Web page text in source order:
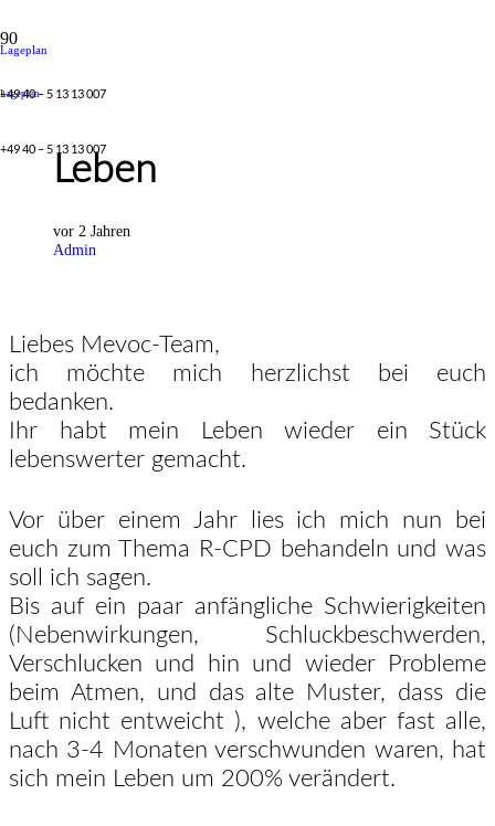
Lageplan
+49 40 – 5 13 13 007
Lageplan
+49 40 – 5 13 13 007
Leben
vor 2 Jahren
Admin
Liebes Mevoc-Team,
ich möchte mich herzlichst bei euch
bedanken.
Ihr habt mein Leben wieder ein Stück
lebenswerter gemacht.
Vor über einem Jahr lies ich mich nun bei
euch zum Thema R-CPD behandeln und was
soll ich sagen.
Bis auf ein paar anfängliche Schwierigkeiten
(Nebenwirkungen, Schluckbeschwerden,
Verschlucken und hin und wieder Probleme
beim Atmen, und das alte Muster, dass die
Luft nicht entweicht ), welche aber fast alle,
nach 3-4 Monaten verschwunden waren, hat
sich mein Leben um 200% verändert.